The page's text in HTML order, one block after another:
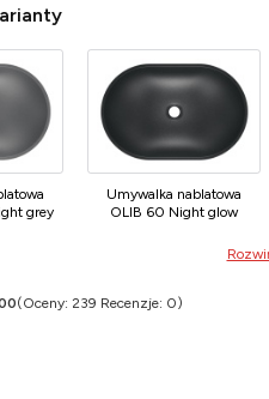
grey
Umywalka nablatowa
OLIB 60 Night glow
(Oceny: 239 Recenzje: 0)
do sekcji Opinie